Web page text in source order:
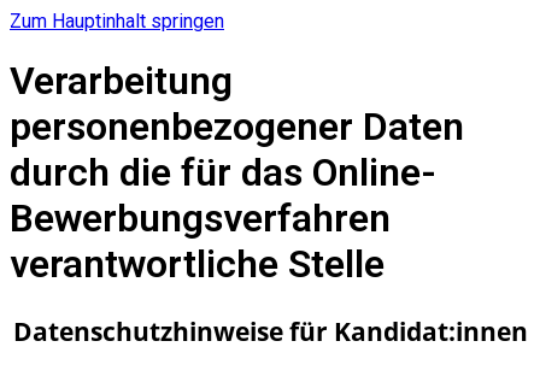
Zum Hauptinhalt springen
Verarbeitung
personenbezogener Daten
durch die für das Online-
Bewerbungsverfahren
verantwortliche Stelle
Datenschutzhinweise für Kandidat:innen